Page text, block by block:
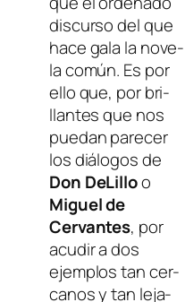
dis­cur­so del que
ha­ce ga­la la no­ve­
la co­mún. Es por
ello que, por bri­
llan­tes que nos
pue­dan pa­re­cer
los diá­lo­gos de
Don DeLilloo
Miguel de
Cervantes, por
acu­dir a dos
ejem­plos tan cer­
ca­nos y tan le­ja­